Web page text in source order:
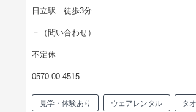
日立駅 徒歩3分
－（問い合わせ）
不定休
0570-00-4515
見学・体験あり ウェアレンタル タ